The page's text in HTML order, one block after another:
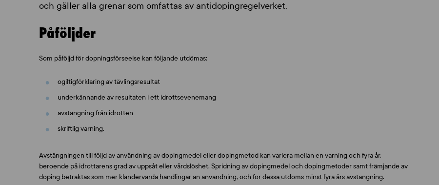
och gäller alla grenar som omfattas av antidopingregelverket.
Påföljder
Som påföljd för dopningsförseelse kan följande utdömas:
ogiltigförklaring av tävlingsresultat
underkännande av resultaten i ett idrottsevenemang
avstängning från idrotten
skriftlig varning.
Avstängningen till följd av användning av dopingmedel eller dopingmetod kan variera mellan en varning och fyra år,
beroende på idrottarens grad av uppsåt eller vårdslöshet. Spridning av dopingmedel och dopingmetoder samt främjande av
doping betraktas som mer klandervärda handlingar än användning, och för dessa utdöms minst fyra års avstängning.